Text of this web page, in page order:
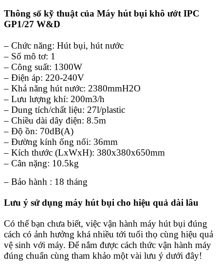
Thông số kỹ thuật của Máy hút bụi khô ướt IPC
GP1/27 W&D
– Chức năng: Hút bụi, hút nước
– Số mô tơ: 1
– Công suất: 1300W
– Điện áp: 220-240V
– Khả năng hút nước: 2380mmH2O
– Lưu lượng khí: 200m3/h
– Dung tích/chất liệu: 27l/plastic
– Chiều dài dây điện: 8.5m
– Độ ồn: 70dB(A)
– Đường kính ống nối: 36mm
– Kích thước (LxWxH): 380x380x650mm
– Cân nặng: 10.5kg
– Bảo hành : 18 tháng
Lưu ý sử dụng máy hút bụi cho hiệu quả dài lâu
Có thể bạn chưa biết, việc vận hành máy hút bụi đúng
cách có ảnh hưởng khá nhiều tới tuổi thọ cùng hiệu quả
vệ sinh với máy. Để nắm được cách thức vận hành máy
đúng chuẩn cùng tham khảo một vài lưu ý dưới đây!